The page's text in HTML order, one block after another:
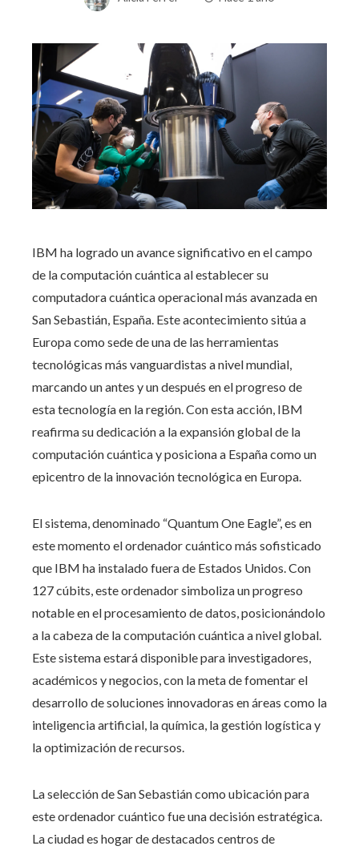
IBM ha logrado un avance significativo en el campo
de la computación cuántica al establecer su
computadora cuántica operacional más avanzada en
San Sebastián, España. Este acontecimiento sitúa a
Europa como sede de una de las herramientas
tecnológicas más vanguardistas a nivel mundial,
marcando un antes y un después en el progreso de
esta tecnología en la región. Con esta acción, IBM
reafirma su dedicación a la expansión global de la
computación cuántica y posiciona a España como un
epicentro de la innovación tecnológica en Europa.
El sistema, denominado “Quantum One Eagle”, es en
este momento el ordenador cuántico más sofisticado
que IBM ha instalado fuera de Estados Unidos. Con
127 cúbits, este ordenador simboliza un progreso
notable en el procesamiento de datos, posicionándolo
a la cabeza de la computación cuántica a nivel global.
Este sistema estará disponible para investigadores,
académicos y negocios, con la meta de fomentar el
desarrollo de soluciones innovadoras en áreas como la
inteligencia artificial, la química, la gestión logística y
la optimización de recursos.
La selección de San Sebastián como ubicación para
este ordenador cuántico fue una decisión estratégica.
La ciudad es hogar de destacados centros de